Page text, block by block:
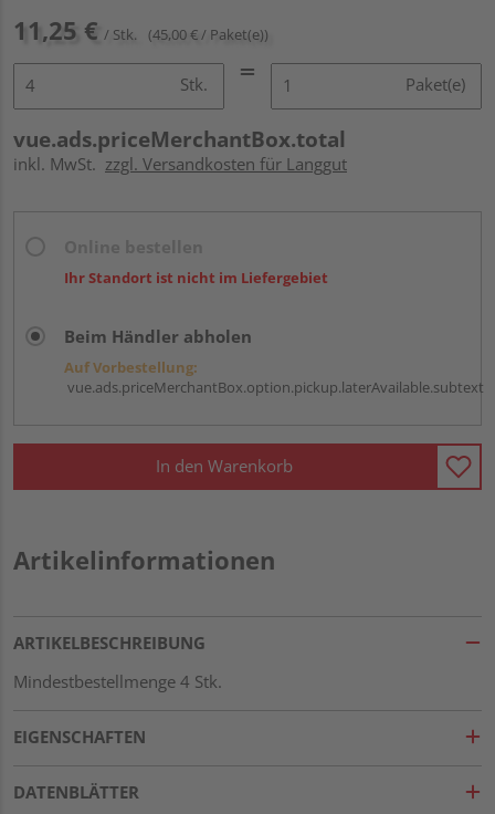
11,25 € / Stk. (45,00 € / Paket(e))
Stk. Paket(e)
vue.ads.priceMerchantBox.total
inkl. MwSt. zzgl. Versandkosten für Langgut
Ihr Standort ist nicht im Liefergebiet
Beim Händler abholen
Auf Vorbestellung:
vue.ads.priceMerchantBox.option.pickup.laterAvailable.subtext
In den Warenkorb
Artikelinformationen
ARTIKELBESCHREIBUNG
Mindestbestellmenge 4 Stk.
EIGENSCHAFTEN
DATENBLÄTTER